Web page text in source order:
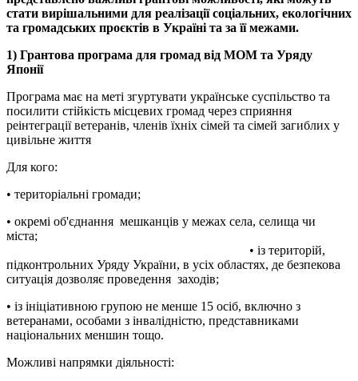
стати вирішальними для реалізації соціальних, екологічних
та громадських проєктів в Україні та за її межами.
1) Грантова програма для громад від МОМ та Уряду
Японії
Програма має на меті згуртувати українське суспільство та
посилити стійкість місцевих громад через сприяння
реінтеграції ветеранів, членів їхніх сімей та сімей загиблих у
цивільне життя
Для кого:
• територіальні громади;
• окремі об'єднання мешканців у межах села, селища чи
міста;
• із територій,
підконтрольних Уряду України, в усіх областях, де безпекова
ситуація дозволяє проведення заходів;
• із ініціативною групою не менше 15 осіб, включно з
ветеранами, особами з інвалідністю, представниками
національних меншин тощо.
Можливі напрямки діяльності: